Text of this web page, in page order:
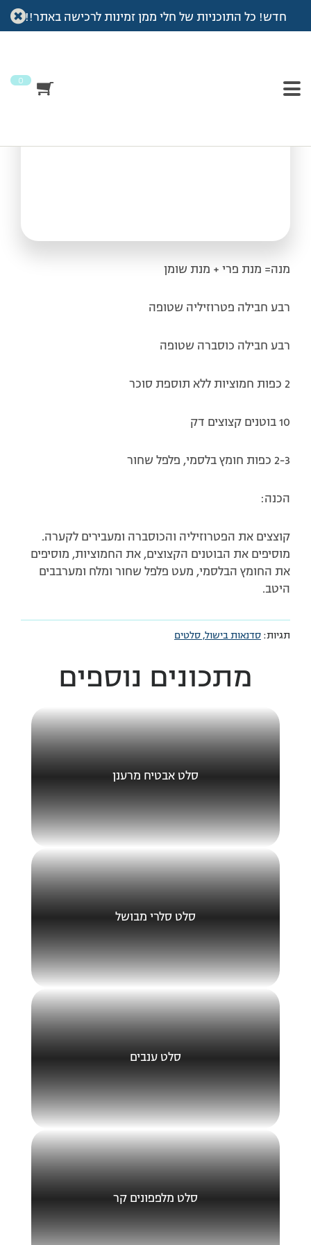
חדש! כל התוכניות של חלי ממן זמינות לרכישה באתר!!
0
עמוד הבית >מתכונים>סלט עשבים
מנה= מנת פרי + מנת שומן
רבע חבילה פטרוזיליה שטופה
רבע חבילה כוסברה שטופה
2 כפות חמוציות ללא תוספת סוכר
10 בוטנים קצוצים דק
2-3 כפות חומץ בלסמי, פלפל שחור
הכנה:
קוצצים את הפטרוזיליה והכוסברה ומעבירים לקערה.
מוסיפים את הבוטנים הקצוצים, את החמוציות, מוסיפים
את החומץ הבלסמי, מעט פלפל שחור ומלח ומערבבים
היטב.
תגיות: סדנאות בישול,סלטים
מתכונים נוספים
סלט אבטיח מרענן
סלט סלרי מבושל
סלט ענבים
סלט מלפפונים קר